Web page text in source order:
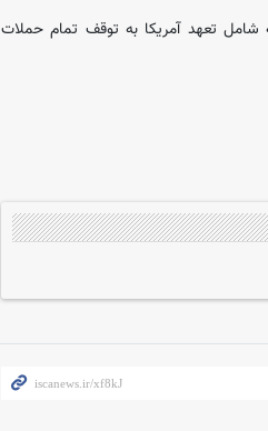
شامل تعهد آمریکا به توقف تمام حملات